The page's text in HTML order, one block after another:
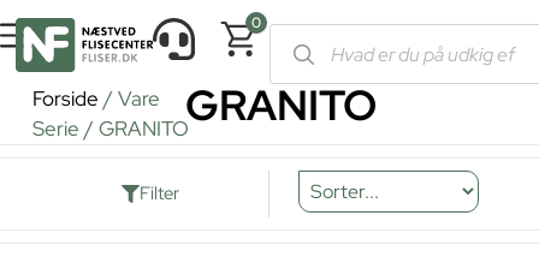
0
Forside / Vare
Serie / GRANITOGRANITO
Filter